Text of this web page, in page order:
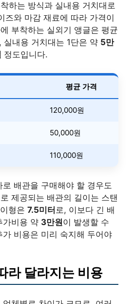
하는 방식과 실내용 거치대로
즈와 마감 재료에 따라 가격이
부착하는 실외기 앵글은 평균
실내용 거치대는 1단은 약 5만
정도입니다.
평균 가격
120,000원
50,000원
110,000원
배관을 구매해야 할 경우도
제공되는 배관의 길이는 스탠
형은 7.5미터 로, 이보다 긴 배
가비용 약 3만원이 발생할 수
비용은 미리 숙지해 두어야
라 달라지는 비용